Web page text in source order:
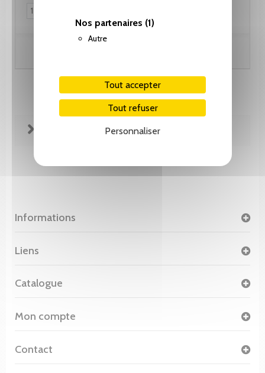
Nos partenaires (1)
Autre
Tout accepter
Tout refuser
Personnaliser
FICHE TECHNIQUE
Informations
Liens
Catalogue
Mon compte
Contact